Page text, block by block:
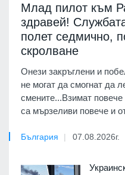
Млад пилот към
здравей!
полет седмично,
скролване
Онези закръглени и
не могат да смогнат да
смените...Взимат
са мързеливи повече и
България 07.08.2026г.